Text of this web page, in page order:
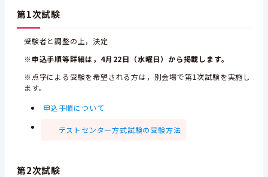
第1次試験
受験者と調整の上，決定
※申込手順等詳細は，4月22日（水曜日）から掲載します。
※点字による受験を希望される方は，別会場で第1次試験を実施し
ます。
申込手順について
テストセンター方式試験の受験方法
第2次試験